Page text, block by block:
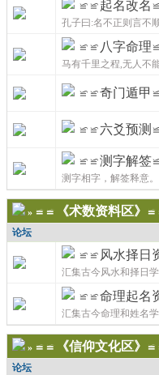
≌≌起名改名
孔子曰:名不正则言不
≌≌八字命理
马有千里之程,无人不
≌≌奇门遁甲
≌≌六爻预测
≌≌测字解签
测字相字，解签释意。
» ≌≌《术数资料区》
论坛
≌≌风水择日
汇集古今风水和择日
≌≌命理起名
汇集古今命理和姓名
» ≌≌《信仰文化区》
论坛